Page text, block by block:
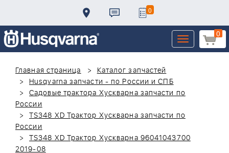
0
0
Toggle
navigation
Главная страница
Каталог запчастей
Husqvarna запчасти - по России и СПБ
Садовые трактора Хускварна запчасти по
России
TS348 XD Трактор Хускварна запчасти по
России
TS348 XD Трактор Хускварна 96041043700
2019-08